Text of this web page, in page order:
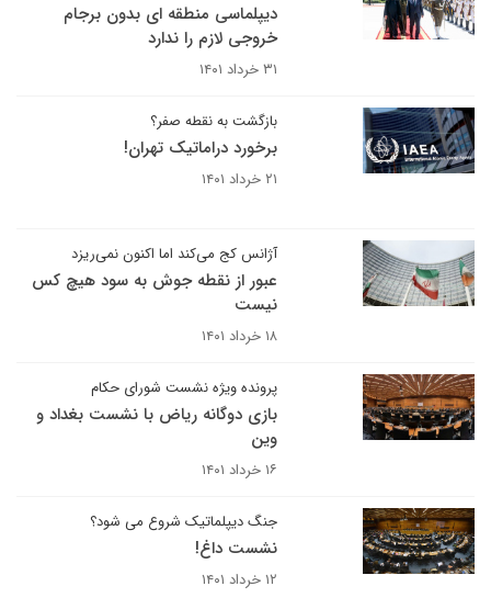
دیپلماسی منطقه ای بدون برجام
خروجی لازم را ندارد
۳۱ خرداد ۱۴۰۱
بازگشت به نقطه صفر؟
برخورد دراماتیک تهران!
۲۱ خرداد ۱۴۰۱
آژانس کج می‌کند اما اکنون نمی‌ریزد
عبور از نقطه جوش به سود هیچ کس
نیست
۱۸ خرداد ۱۴۰۱
پرونده ویژه نشست شورای حکام
بازی دوگانه ریاض با نشست بغداد و
وین
۱۶ خرداد ۱۴۰۱
جنگ دیپلماتیک شروع می شود؟
نشست داغ!
۱۲ خرداد ۱۴۰۱